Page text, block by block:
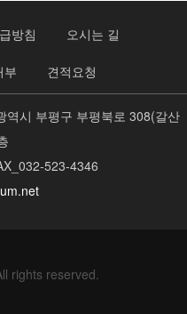
방침 오시는 길
부 견적요청
역시 부평구 부평북로 308(갈산
523-4346
rights reserved.